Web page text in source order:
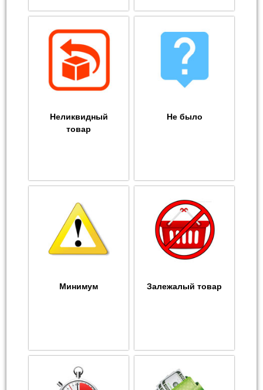
Неликвидный
товар
Не было
Минимум Залежалый товар